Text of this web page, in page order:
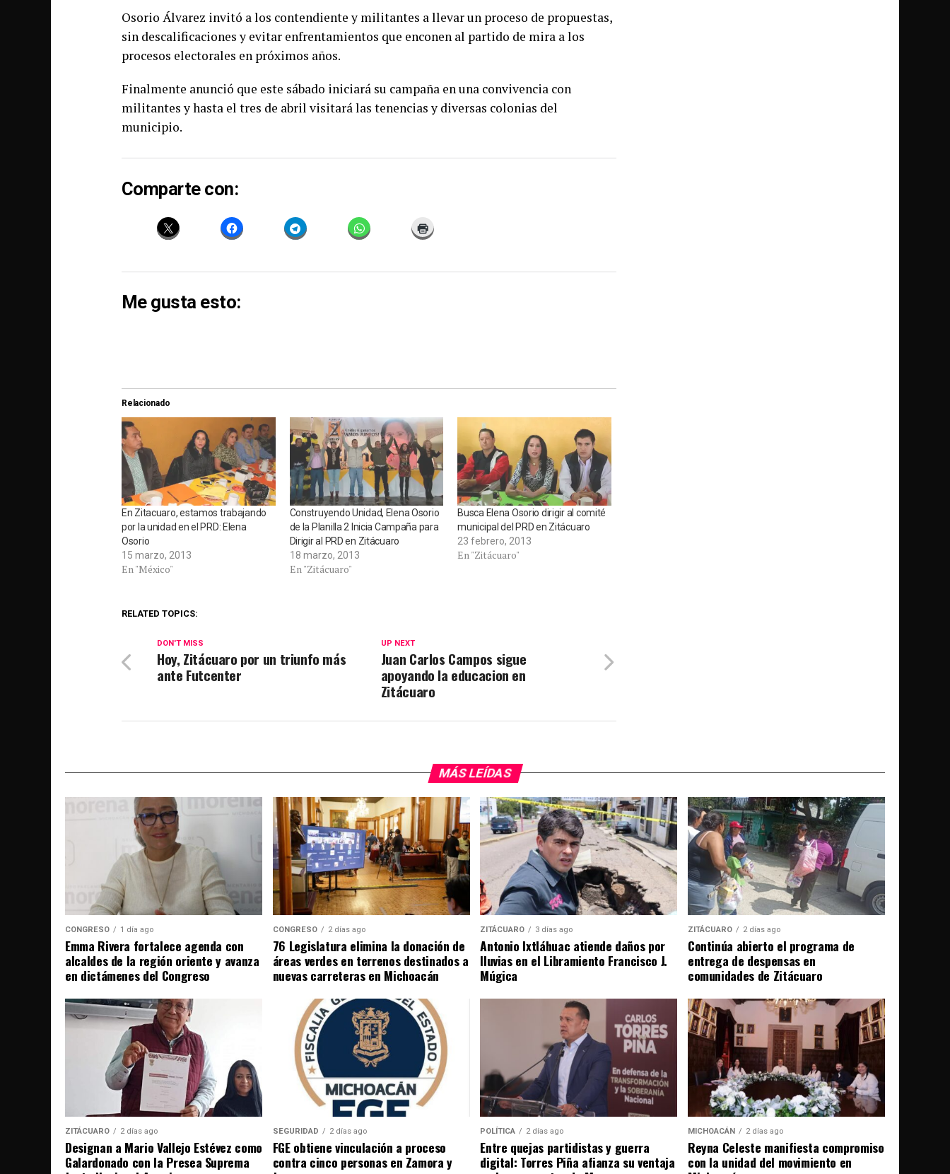
Osorio Álvarez invitó a los contendiente y militantes a llevar un proceso de propuestas,
sin descalificaciones y evitar enfrentamientos que enconen al partido de mira a los
procesos electorales en próximos años.
Finalmente anunció que este sábado iniciará su campaña en una convivencia con
militantes y hasta el tres de abril visitará las tenencias y diversas colonias del
municipio.
Comparte con:
Me gusta esto:
Relacionado
En Zitacuaro, estamos trabajando
por la unidad en el PRD: Elena
Osorio
15 marzo, 2013
En "México"
Construyendo Unidad, Elena Osorio
de la Planilla 2 Inicia Campaña para
Dirigir al PRD en Zitácuaro
18 marzo, 2013
En "Zitácuaro"
Busca Elena Osorio dirigir al comité
municipal del PRD en Zitácuaro
23 febrero, 2013
En "Zitácuaro"
RELATED TOPICS:
UP NEXT
Juan Carlos Campos sigue
apoyando la educacion en
Zitácuaro
DON'T MISS
Hoy, Zitácuaro por un triunfo más
ante Futcenter
MÁS LEÍDAS
CONGRESO 1 día ago
Emma Rivera fortalece agenda con
alcaldes de la región oriente y avanza
en dictámenes del Congreso
CONGRESO 2 días ago
76 Legislatura elimina la donación de
áreas verdes en terrenos destinados a
nuevas carreteras en Michoacán
ZITÁCUARO 3 días ago
Antonio Ixtláhuac atiende daños por
lluvias en el Libramiento Francisco J.
Múgica
ZITÁCUARO 2 días ago
Continúa abierto el programa de
entrega de despensas en
comunidades de Zitácuaro
ZITÁCUARO 2 días ago
Designan a Mario Vallejo Estévez como
Galardonado con la Presea Suprema
SEGURIDAD 2 días ago
FGE obtiene vinculación a proceso
contra cinco personas en Zamora y
POLÍTICA 2 días ago
Entre quejas partidistas y guerra
digital: Torres Piña afianza su ventaja
MICHOACÁN 2 días ago
Reyna Celeste manifiesta compromiso
con la unidad del movimiento en